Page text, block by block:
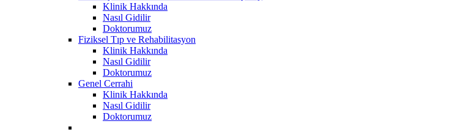
Klinik Hakkında
Nasıl Gidilir
Doktorumuz
Fiziksel Tıp ve Rehabilitasyon
Klinik Hakkında
Nasıl Gidilir
Doktorumuz
Genel Cerrahi
Klinik Hakkında
Nasıl Gidilir
Doktorumuz